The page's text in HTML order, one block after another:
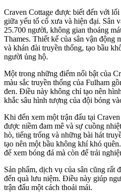
Craven Cottage được biết đến với
giữa yếu tố cổ xưa và hiện đại. Sân
25.700 người, không gian thoáng
Thames. Thiết kế của sân vận động
và khán đài truyền thống, tạo bầu
người ủng hộ.
Một trong những điểm nổi bật của
màu sắc truyền thống của Fulham
đen. Điều này không chỉ tạo nên
khắc sâu hình tượng của đội bóng
Khi đến xem một trận đấu tại
được niềm đam mê và sự cuồng
hò, tiếng trống và những bài hát
tạo nên một bầu không khí khó
để xem bóng đá mà còn để trải
Sản phẩm, dịch vụ của sân cũng rất
đến quà lưu niệm. Điều này giúp
trận đấu một cách thoải mái.